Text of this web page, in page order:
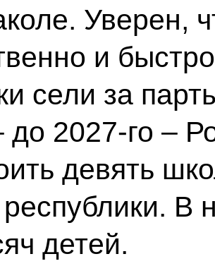
Уверен,
и
сели за
до 2027-го –
девять
В
детей.